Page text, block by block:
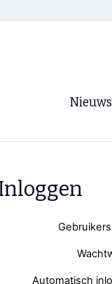
Nieuws
Automatisch